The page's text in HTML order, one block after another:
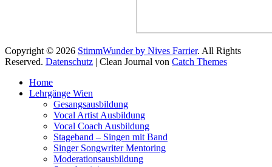
Copyright © 2026 StimmWunder by Nives Farrier. All Rights
Reserved. Datenschutz | Clean Journal von Catch Themes
scrollenHome
Lehrgänge Wien
Gesangsausbildung
Vocal Artist Ausbildung
Vocal Coach Ausbildung
Stageband – Singen mit Band
Singer Songwriter Mentoring
Moderationsausbildung